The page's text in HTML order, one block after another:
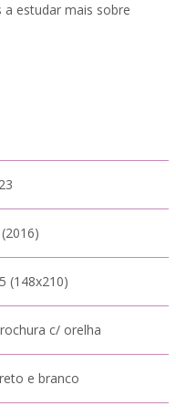
estudar mais sobre
(148x210)
c/ orelha
e branco